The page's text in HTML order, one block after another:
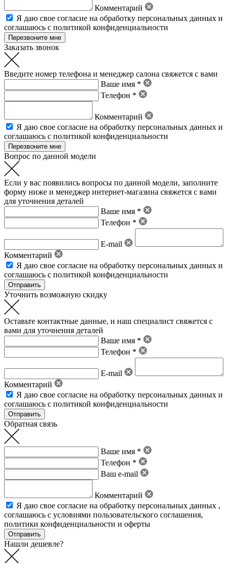
Комментарий
Я даю свое согласие на обработку персональных данных и
соглашаюсь с политикой конфиденциальности
Заказать звонок
Введите номер телефона и менеджер салона свяжется с вами
Ваше имя *
Телефон *
Комментарий
Я даю свое согласие на обработку персональных данных и
соглашаюсь с политикой конфиденциальности
Вопрос по данной модели
Если у вас появились вопросы по данной модели, заполните
форму ниже и менеджер интернет-магазина свяжется с вами
для уточнения деталей
Ваше имя *
Телефон *
E-mail
Комментарий
Я даю свое согласие на обработку персональных данных и
соглашаюсь с политикой конфиденциальности
Уточнить возможную скидку
Оставьте контактные данные, и наш специалист свяжется с
вами для уточнения деталей
Ваше имя *
Телефон *
E-mail
Комментарий
Я даю свое согласие на обработку персональных данных и
соглашаюсь с политикой конфиденциальности
Обратная связь
Ваше имя *
Телефон *
Ваш e-mail
Комментарий
Я даю свое согласие на обработку персональных данных ,
соглашаюсь с условиями пользовательского соглашения,
политики конфиденциальности и оферты
Нашли дешевле?